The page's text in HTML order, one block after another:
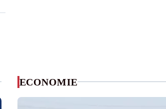
ECONOMIE